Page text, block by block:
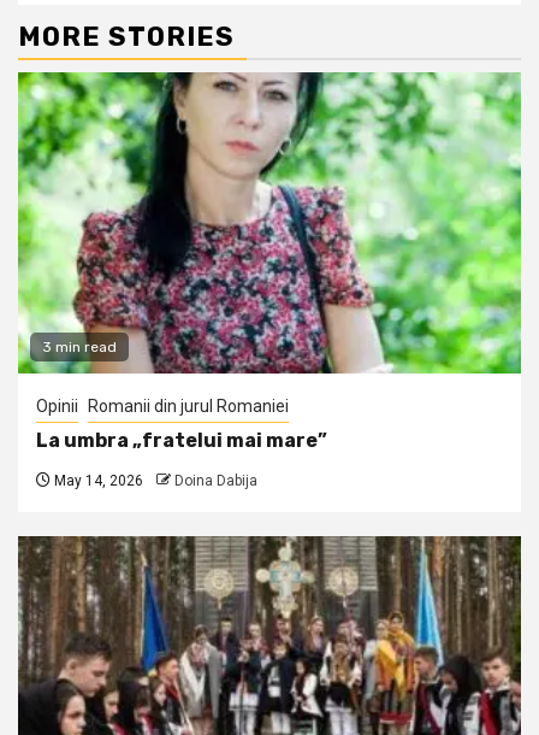
MORE STORIES
3 min read
Opinii Romanii din jurul Romaniei
La umbra „fratelui mai mare”
May 14, 2026 Doina Dabija